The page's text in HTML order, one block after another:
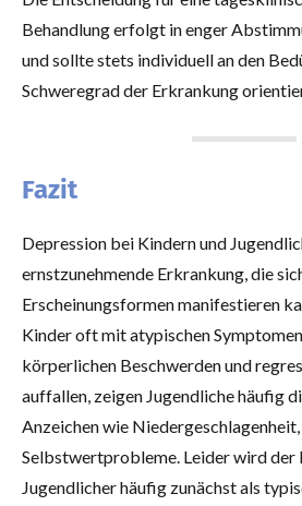
Behandlung erfolgt in enger
und sollte stets individuell an den
Schweregrad der Erkrankung
Fazit
Depression bei Kindern und
ernstzunehmende Erkrankung, die
Erscheinungsformen manifestieren
Kinder oft mit atypischen
körperlichen Beschwerden und
auffallen, zeigen Jugendliche häufig
Anzeichen wie
Selbstwertprobleme. Leider wird der
Jugendlicher häufig zunächst als